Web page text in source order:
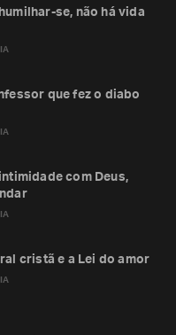
se, não há vida
que fez o diabo
com Deus,
cristã e a Lei do amor